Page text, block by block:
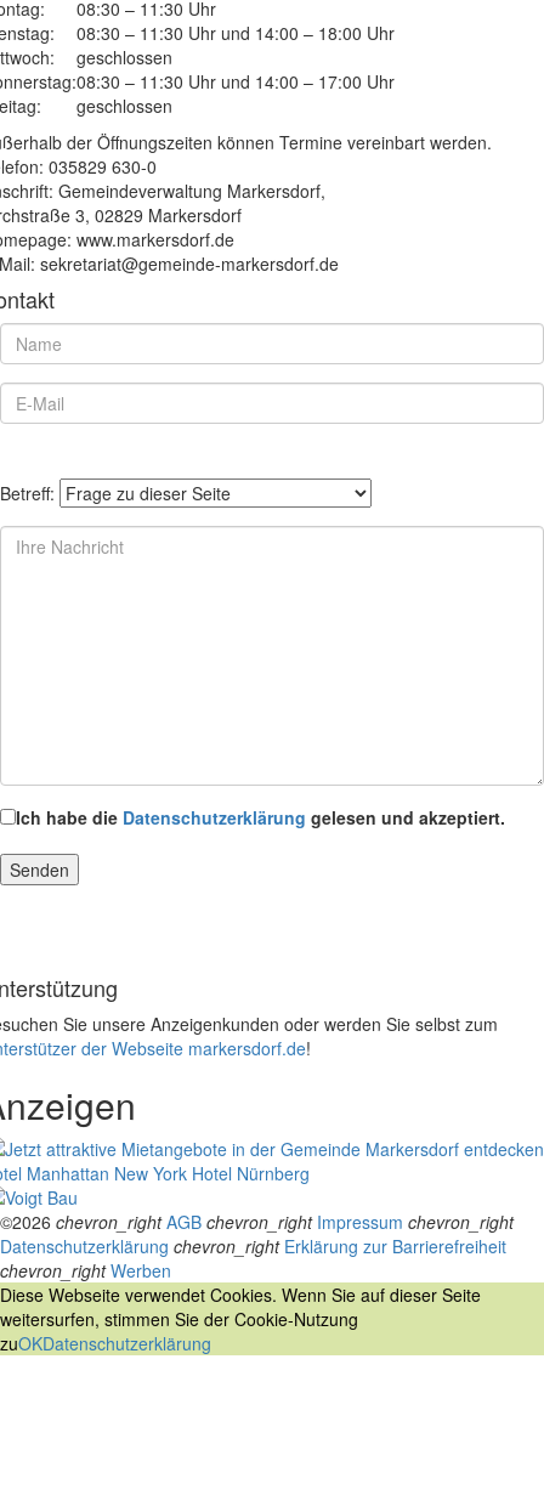
08:30 – 11:30 Uhr
08:30 – 11:30 Uhr und 14:00 – 18:00 Uhr
geschlossen
08:30 – 11:30 Uhr und 14:00 – 17:00 Uhr
geschlossen
der Öffnungszeiten können Termine vereinbart werden.
035829 630-0
Gemeindeverwaltung Markersdorf,
3, 02829 Markersdorf
www.markersdorf.de
sekretariat@gemeinde-markersdorf.de
Betreff:
Ich habe die Datenschutzerklärung gelesen und akzeptiert.
Sie unsere Anzeigenkunden oder werden Sie selbst zum
der Webseite markersdorf.de!
Manhattan New York Hotel Nürnberg
©2026 chevron_right AGB chevron_right Impressum chevron_right
Datenschutzerklärung chevron_right Erklärung zur Barrierefreiheit
chevron_right Werben
Diese Webseite verwendet Cookies. Wenn Sie auf dieser Seite
weitersurfen, stimmen Sie der Cookie-Nutzung
zuOKDatenschutzerklärung